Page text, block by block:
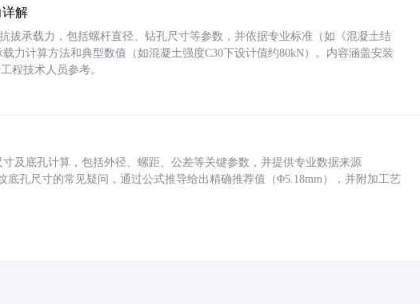
解
拔承载力，包括螺杆直径、钻孔尺寸等参数，并依据专业标准（如《混凝土结
力计算方法和典型数值（如混凝土强度C30下设计值约80kN）。内容涵盖安装
程技术人员参考。
及底孔计算，包括外径、螺距、公差等关键参数，并提供专业数据来源
底孔尺寸的常见疑问，通过公式推导给出精确推荐值（Φ5.18mm），并附加工艺